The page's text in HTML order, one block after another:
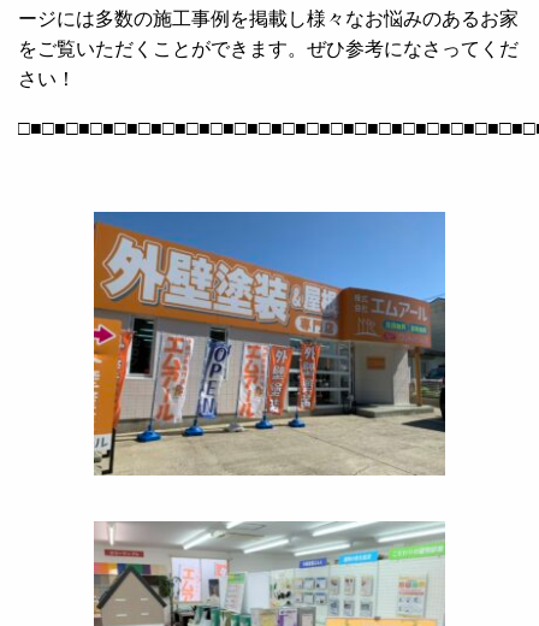
ージには多数の施工事例を掲載し様々なお悩みのあるお家
をご覧いただくことができます。ぜひ参考になさってくだ
さい！